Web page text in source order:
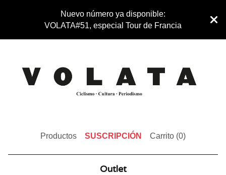
Nuevo número ya disponible:
VOLATA#51, especial Tour de Francia
Productos SUSCRIPCIÓN Carrito (0)
Outlet